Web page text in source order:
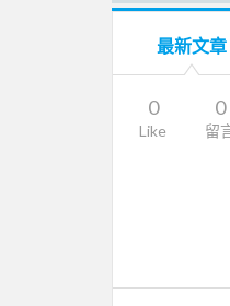
最新文章
0
Like
0
留